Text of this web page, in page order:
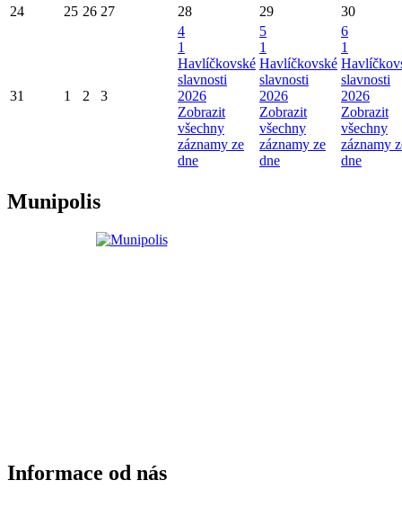
24
25 26 27 28 29 30
31 1 2 3
4
1
Havlíčkovské
slavnosti
2026
Zobrazit
všechny
záznamy ze
dne
5
1
Havlíčkovské
slavnosti
2026
Zobrazit
všechny
záznamy ze
dne
6
1
slavnosti
2026
Zobrazit
všechny
záznamy
dne
Munipolis
Informace od nás